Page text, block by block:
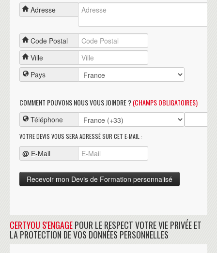
Adresse
Code Postal
Ville
Pays
COMMENT POUVONS NOUS VOUS JOINDRE ?(CHAMPS OBLIGATOIRES)
Téléphone
VOTRE DEVIS VOUS SERA ADRESSÉ SUR CET E-MAIL :
@ E-Mail
CERTYOU S'ENGAGEPOUR LE RESPECT VOTRE VIE PRIVÉE ET
LA PROTECTION DE VOS DONNÉES PERSONNELLES